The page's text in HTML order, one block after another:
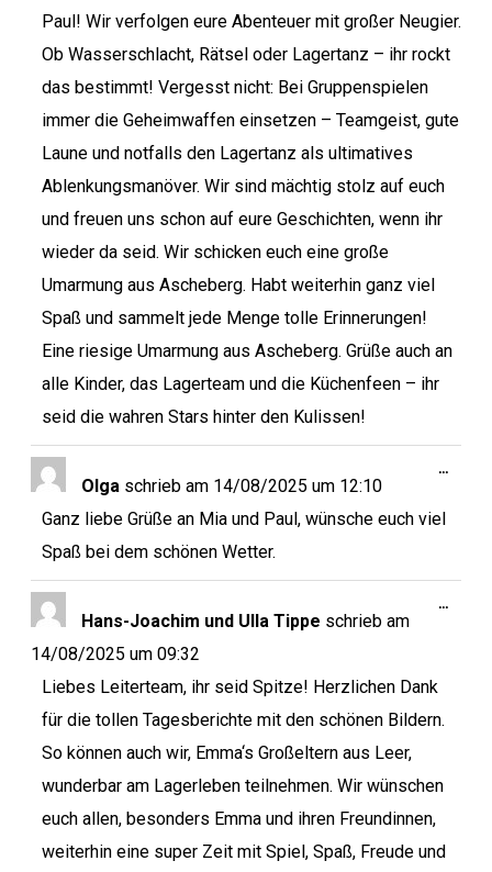
Paul! Wir verfolgen eure Abenteuer mit großer Neugier.
Ob Wasserschlacht, Rätsel oder Lagertanz – ihr rockt
das bestimmt! Vergesst nicht: Bei Gruppenspielen
immer die Geheimwaffen einsetzen – Teamgeist, gute
Laune und notfalls den Lagertanz als ultimatives
Ablenkungsmanöver. Wir sind mächtig stolz auf euch
und freuen uns schon auf eure Geschichten, wenn ihr
wieder da seid. Wir schicken euch eine große
Umarmung aus Ascheberg. Habt weiterhin ganz viel
Spaß und sammelt jede Menge tolle Erinnerungen!
Eine riesige Umarmung aus Ascheberg. Grüße auch an
alle Kinder, das Lagerteam und die Küchenfeen – ihr
seid die wahren Stars hinter den Kulissen!
Olga schrieb am14/08/2025 um 12:10
Ganz liebe Grüße an Mia und Paul, wünsche euch viel
Spaß bei dem schönen Wetter.
…
Hans-Joachim und Ulla Tippe schrieb am
14/08/2025 um 09:32
Liebes Leiterteam, ihr seid Spitze! Herzlichen Dank
für die tollen Tagesberichte mit den schönen Bildern.
So können auch wir, Emma‘s Großeltern aus Leer,
wunderbar am Lagerleben teilnehmen. Wir wünschen
euch allen, besonders Emma und ihren Freundinnen,
weiterhin eine super Zeit mit Spiel, Spaß, Freude und
…